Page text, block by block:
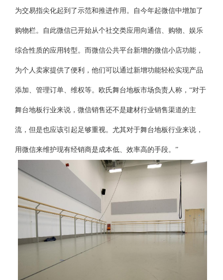
为交易指尖化起到了示范和推进作用。自今年起微信中增加了
购物栏。自此微信已开始从个社交类应用向通信、购物、娱乐
综合性质的应用转型。而微信公共平台新增的微信小店功能，
为个人卖家提供了便利，他们可以通过新增功能轻松实现产品
添加、管理订单、维权等。欧氏舞台地板市场负责人称，“对于
舞台地板行业来说，微信销售还不是建材行业销售渠道的主
流，但是也应该引起足够重视。尤其对于舞台地板行业来说，
用微信来维护现有经销商是成本低、效率高的手段。”